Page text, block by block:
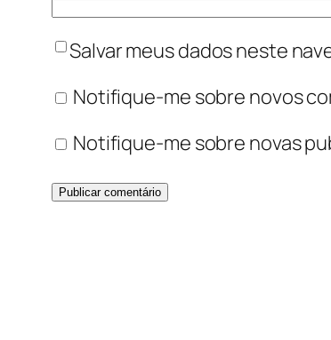
Salvar meus dados neste
Notifique-me sobre novos
Notifique-me sobre novas